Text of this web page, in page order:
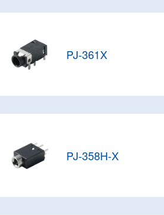
PJ-361X
PJ-358H-X